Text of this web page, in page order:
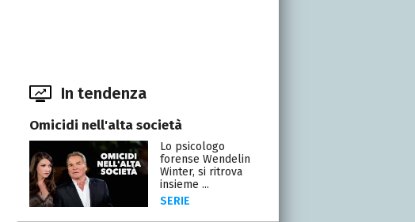
In tendenza
Omicidi nell'alta società
Lo psicologo
forense Wendelin
Winter, si ritrova
insieme ...
SERIE